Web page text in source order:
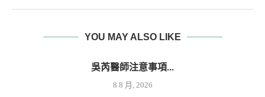
YOU MAY ALSO LIKE
吳芮醫師注意事項...
8 8 月, 2026